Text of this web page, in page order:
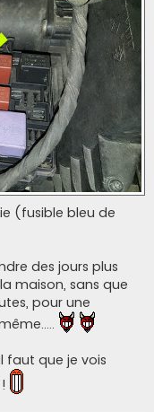
(fusible bleu de
des jours plus
maison, sans que
pour une
faut que je vois